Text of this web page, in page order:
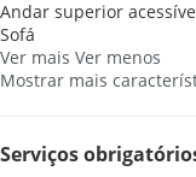
Andar superior
Sofá
Ver mais Ver menos
Mostrar mais
Serviços